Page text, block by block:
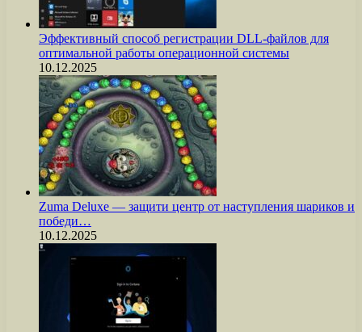
Эффективный способ регистрации DLL-файлов для
оптимальной работы операционной системы
10.12.2025
Zuma Deluxe — защити центр от наступления шариков и
победи…
10.12.2025